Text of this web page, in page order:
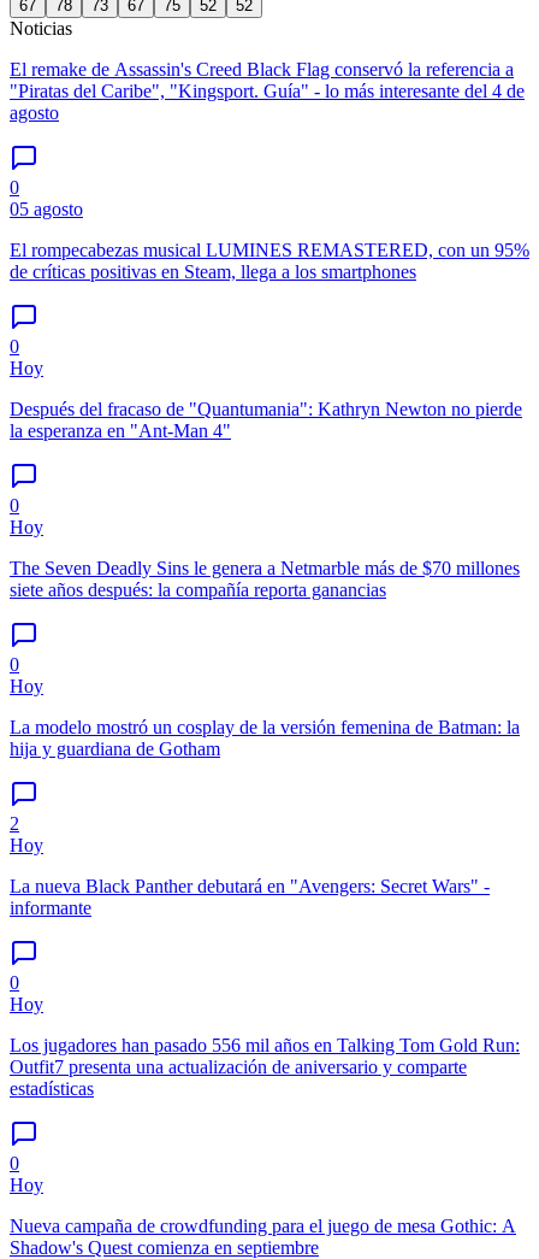
67 78 73 67 75 52 52
Noticias
El remake de Assassin's Creed Black Flag conservó la referencia a
"Piratas del Caribe", "Kingsport. Guía" - lo más interesante del 4 de
agosto
0
05 agosto
El rompecabezas musical LUMINES REMASTERED, con un 95%
de críticas positivas en Steam, llega a los smartphones
0
Hoy
Después del fracaso de "Quantumania": Kathryn Newton no pierde
la esperanza en "Ant-Man 4"
0
Hoy
The Seven Deadly Sins le genera a Netmarble más de $70 millones
siete años después: la compañía reporta ganancias
0
Hoy
La modelo mostró un cosplay de la versión femenina de Batman: la
hija y guardiana de Gotham
2
Hoy
La nueva Black Panther debutará en "Avengers: Secret Wars" -
informante
0
Hoy
Los jugadores han pasado 556 mil años en Talking Tom Gold Run:
Outfit7 presenta una actualización de aniversario y comparte
estadísticas
0
Hoy
Nueva campaña de crowdfunding para el juego de mesa Gothic: A
Shadow's Quest comienza en septiembre